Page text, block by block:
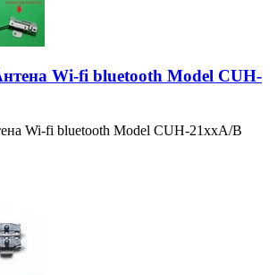
Wi-fi bluetooth Model CUH-
Wi-fi bluetooth Model CUH-21xxA/B